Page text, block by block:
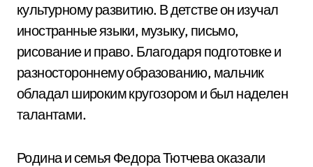
культурному развитию. В детстве он изучал
иностранные языки, музыку, письмо,
рисование и право. Благодаря подготовке и
разностороннему образованию, мальчик
обладал широким кругозором и был наделен
талантами.
Родина и семья Федора Тютчева оказали